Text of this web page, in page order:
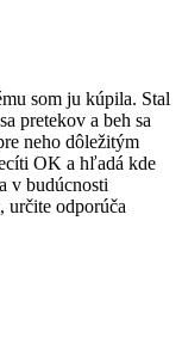
som ju kúpila. Stal
pretekov a beh sa
neho dôležitým
OK a hľadá kde
v budúcnosti
určite odporúča